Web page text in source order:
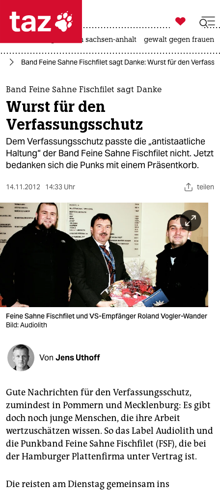
 taz zahl ich
taz zahl ich
themen
politik
öko
gesellschaft
sport
berlin
nord
verlag
verlag
veranstaltungen
shop
fragen & hilfe
unterstützen
abo
genossenschaft
epaper login

taz zahl ich
landtagswahl in sachsen-anhalt gewalt gegen frauen
Band Feine Sahne Fischfilet sagt Danke: Wurst für den
Band Feine Sahne Fischfilet sagt Danke
Wurst für den
Verfassungsschutz
Dem Verfassungsschutz passte die „antistaatliche
Haltung“ der Band Feine Sahne Fischfilet nicht. Jetzt
bedanken sich die Punks mit einem Präsentkorb.
14.11.2012 14:33 Uhr teilen
Feine Sahne Fischfilet und VS-Empfänger Roland Vogler-Wander
Bild: Audiolith
Von Jens Uthoff
Gute Nachrichten für den Verfassungsschutz,
zumindest in Pommern und Mecklenburg: Es gibt
doch noch junge Menschen, die ihre Arbeit
wertzuschätzen wissen. So das Label Audiolith und
die Punkband Feine Sahne Fischfilet (FSF), die bei
der Hamburger Plattenfirma unter Vertrag ist.
Die reisten am Dienstag gemeinsam ins